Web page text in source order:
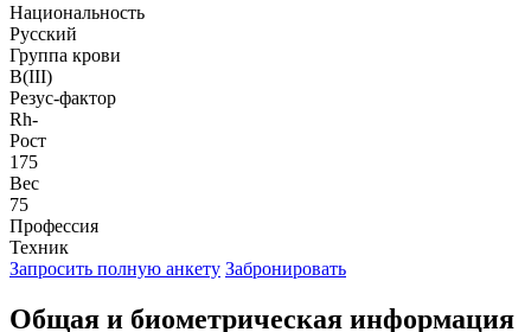
Национальность
Русский
Группа крови
B(III)
Резус-фактор
Rh-
Рост
175
Вес
75
Профессия
Техник
Запросить полную анкету Забронировать
Общая и биометрическая информация